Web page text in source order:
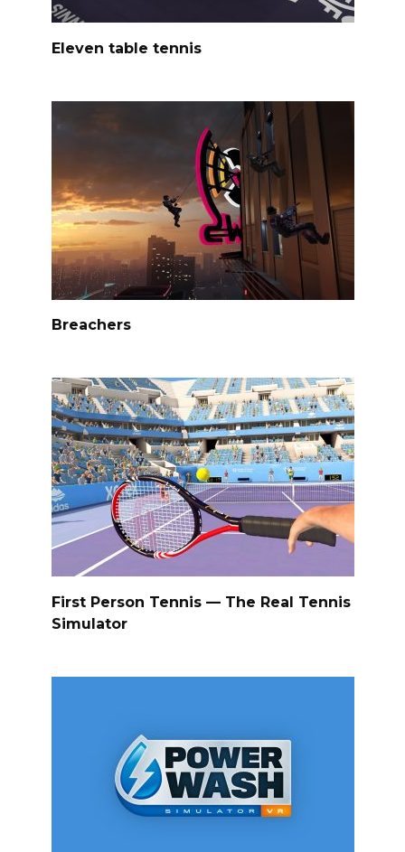
Eleven table tennis
Breachers
First Person Tennis — The Real Tennis
Simulator